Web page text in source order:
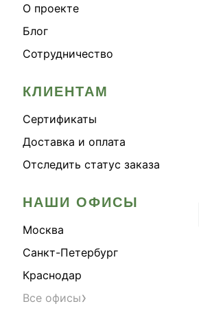
О проекте
Блог
Сотрудничество
КЛИЕНТАМ
Сертификаты
Доставка и оплата
Отследить статус заказа
НАШИ ОФИСЫ
Москва
Санкт-Петербург
Краснодар
Все офисы›